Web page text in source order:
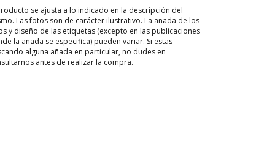
se ajusta a lo indicado en la descripción del
Las fotos son de carácter ilustrativo. La añada de los
y diseño de las etiquetas (excepto en las publicaciones
la añada se especifica) pueden variar. Si estas
alguna añada en particular, no dudes en
antes de realizar la compra.